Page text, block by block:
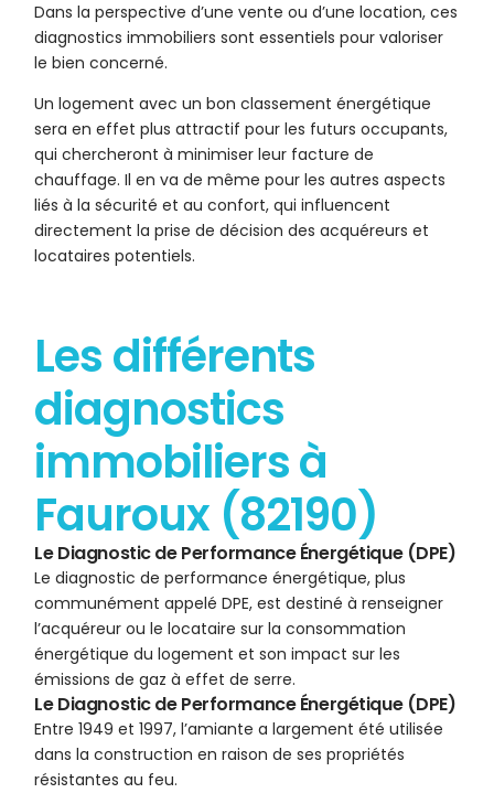
Dans la perspective d’une vente ou d’une location, ces
diagnostics immobiliers sont essentiels pour valoriser
le bien concerné.
Un logement avec un bon classement énergétique
sera en effet plus attractif pour les futurs occupants,
qui chercheront à minimiser leur facture de
chauffage. Il en va de même pour les autres aspects
liés à la sécurité et au confort, qui influencent
directement la prise de décision des acquéreurs et
locataires potentiels.
Les différents
diagnostics
immobiliers à
Fauroux (82190)
Le Diagnostic de Performance Énergétique (DPE)
Le diagnostic de performance énergétique, plus
communément appelé DPE, est destiné à renseigner
l’acquéreur ou le locataire sur la consommation
énergétique du logement et son impact sur les
émissions de gaz à effet de serre.
Le Diagnostic de Performance Énergétique (DPE)
Entre 1949 et 1997, l’amiante a largement été utilisée
dans la construction en raison de ses propriétés
résistantes au feu.